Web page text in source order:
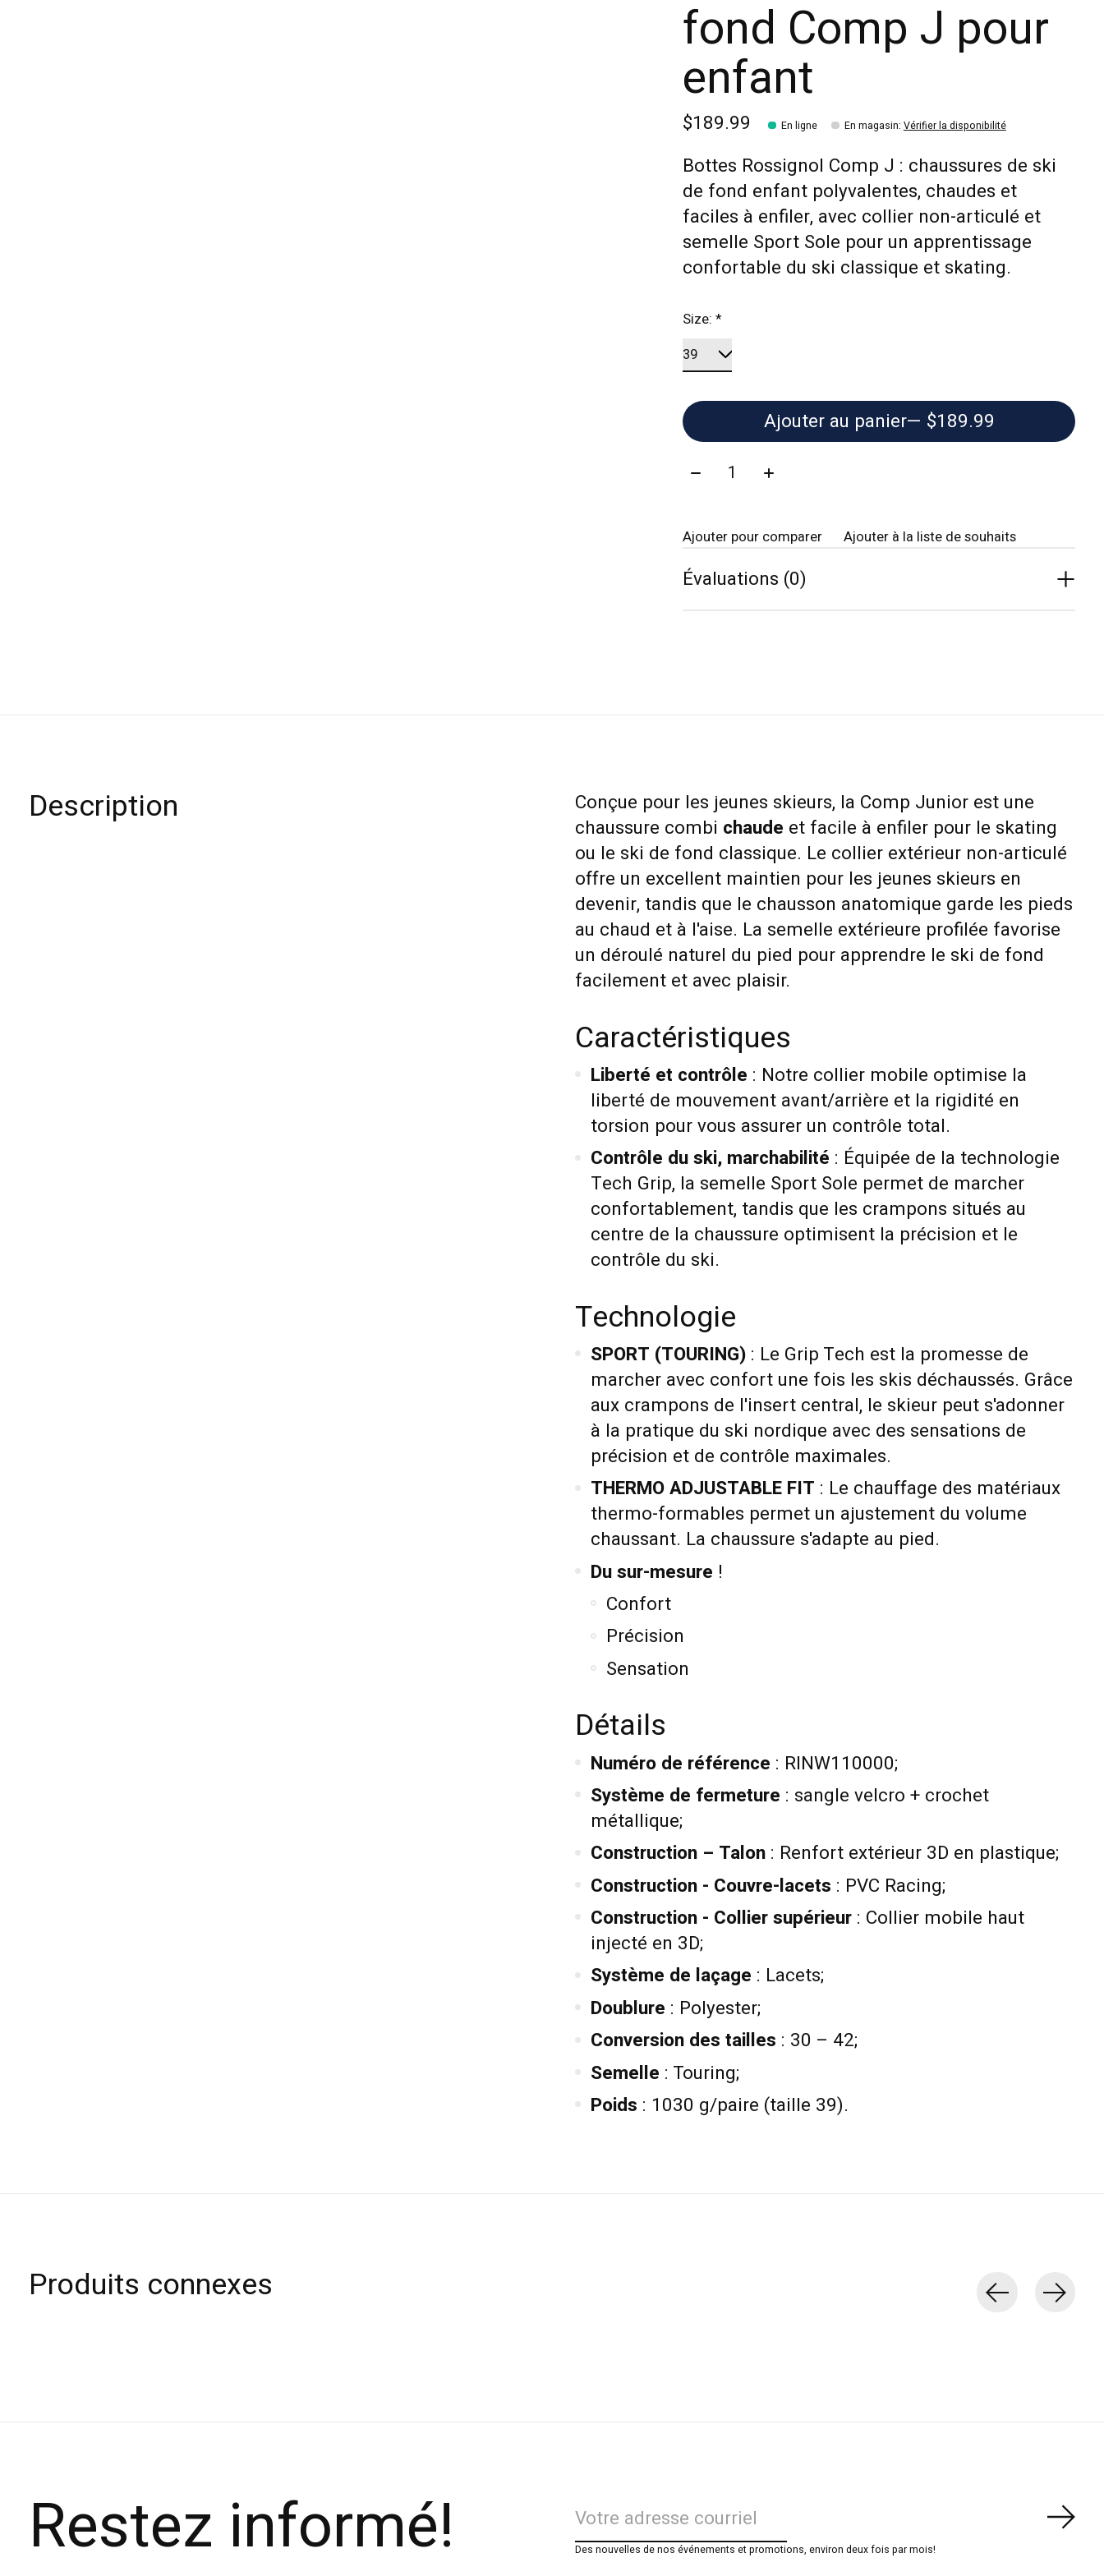
fond Comp J pour
enfant
$189.99 En ligne En magasin: Vérifier la disponibilité
Bottes Rossignol Comp J : chaussures de ski
de fond enfant polyvalentes, chaudes et
faciles à enfiler, avec collier non-articulé et
semelle Sport Sole pour un apprentissage
confortable du ski classique et skating.
Size:*
Ajouter au panier
— $189.99
Quantité:
Ajouter pour comparer Ajouter à la liste de souhaits
Évaluations (0)
Description
Conçue pour les jeunes skieurs, la Comp Junior est une
chaussure combi chaude et facile à enfiler pour le skating
ou le ski de fond classique. Le collier extérieur non-articulé
offre un excellent maintien pour les jeunes skieurs en
devenir, tandis que le chausson anatomique garde les pieds
au chaud et à l'aise. La semelle extérieure profilée favorise
un déroulé naturel du pied pour apprendre le ski de fond
facilement et avec plaisir.
Caractéristiques
Liberté et contrôle : Notre collier mobile optimise la
liberté de mouvement avant/arrière et la rigidité en
torsion pour vous assurer un contrôle total.
Contrôle du ski, marchabilité : Équipée de la technologie
Tech Grip, la semelle Sport Sole permet de marcher
confortablement, tandis que les crampons situés au
centre de la chaussure optimisent la précision et le
contrôle du ski.
Technologie
SPORT (TOURING): Le Grip Tech est la promesse de
marcher avec confort une fois les skis déchaussés. Grâce
aux crampons de l'insert central, le skieur peut s'adonner
à la pratique du ski nordique avec des sensations de
précision et de contrôle maximales.
THERMO ADJUSTABLE FIT : Le chauffage des matériaux
thermo-formables permet un ajustement du volume
chaussant. La chaussure s'adapte au pied.
Du sur-mesure !
Confort
Précision
Sensation
Détails
Numéro de référence : RINW110000;
Système de fermeture : sangle velcro + crochet
métallique;
Construction – Talon: Renfort extérieur 3D en plastique;
Construction - Couvre-lacets : PVC Racing;
Construction - Collier supérieur: Collier mobile haut
injecté en 3D;
Système de laçage : Lacets;
Doublure : Polyester;
Conversion des tailles : 30 – 42;
Semelle : Touring;
Poids : 1030 g/paire (taille 39).
Produits connexes
Restez informé! Des nouvelles de nos événements et promotions, environ deux fois par mois!